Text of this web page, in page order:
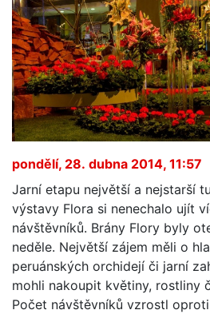
pondělí, 28. dubna 2014, 11:57
Jarní etapu největší a nejstarší
výstavy Flora si nenechalo ujít
návštěvníků. Brány Flory byly
neděle. Největší zájem měli o
peruánských orchidejí či jarní
mohli nakoupit květiny, rostliny
Počet návštěvníků vzrostl